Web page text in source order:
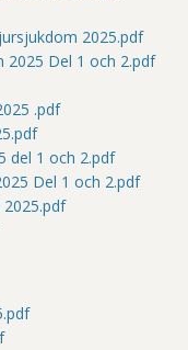
2025.pdf
2025 Del 1 och 2.pdf
.pdf
del 1 och 2.pdf
Del 1 och 2.pdf